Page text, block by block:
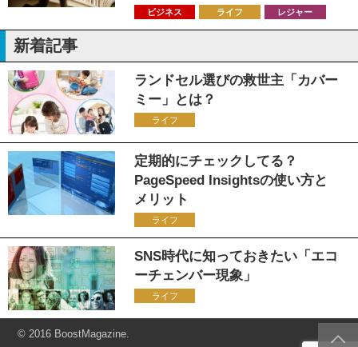
ビジネス ライフ レジャー
新着記事
ランドセル選びの救世主「カバー
ミー」とは？
ライフ
定期的にチェックしてる？
PageSpeed Insightsの使い方と
メリット
ライフ
SNS時代に知っておきたい「エコ
ーチェンバー現象」
ライフ
© 2016 BoostMagazine.